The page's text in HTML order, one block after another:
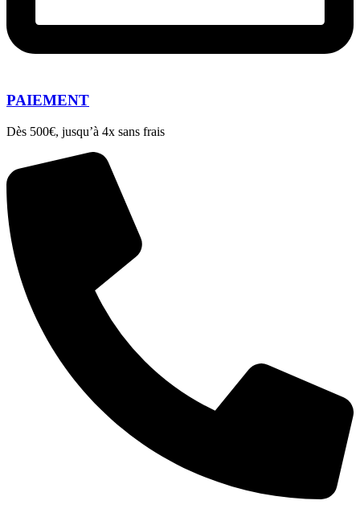
PAIEMENT
Dès 500€, jusqu’à 4x sans frais